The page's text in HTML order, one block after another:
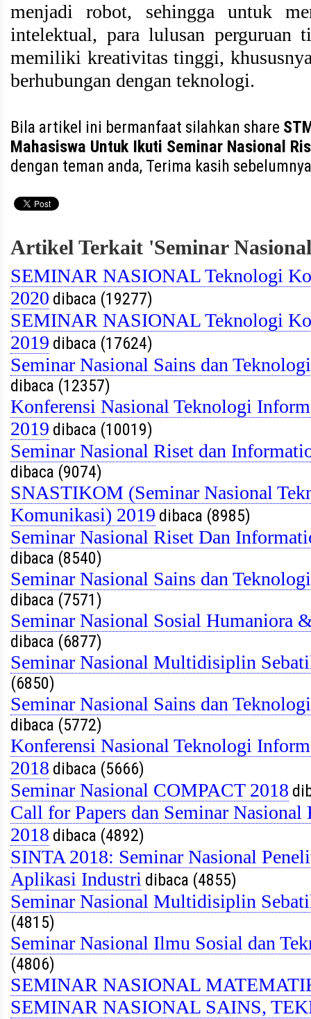
menjadi robot, sehingga untuk
intelektual, para lulusan perguruan
memiliki kreativitas tinggi,
berhubungan dengan teknologi.
Bila artikel ini bermanfaat silahkan share
Mahasiswa Untuk Ikuti Seminar Nasional
dengan teman anda, Terima kasih sebelumnya
Artikel Terkait 'Seminar
SEMINAR NASIONAL Teknologi
2020 dibaca (19277)
SEMINAR NASIONAL Teknologi
2019 dibaca (17624)
Seminar Nasional Sains dan
dibaca (12357)
Konferensi Nasional Teknologi
2019 dibaca (10019)
Seminar Nasional Riset dan
dibaca (9074)
SNASTIKOM (Seminar Nasional
Komunikasi) 2019 dibaca (8985)
Seminar Nasional Riset Dan
dibaca (8540)
Seminar Nasional Sains dan
dibaca (7571)
Seminar Nasional Sosial Humaniora
dibaca (6877)
Seminar Nasional Multidisiplin
(6850)
Seminar Nasional Sains dan
dibaca (5772)
Konferensi Nasional Teknologi
2018 dibaca (5666)
Seminar Nasional COMPACT 2018
Call for Papers dan Seminar
2018 dibaca (4892)
SINTA 2018: Seminar Nasional
Aplikasi Industri dibaca (4855)
Seminar Nasional Multidisiplin
(4815)
Seminar Nasional Ilmu Sosial dan
(4806)
SEMINAR NASIONAL
SEMINAR NASIONAL SAINS,